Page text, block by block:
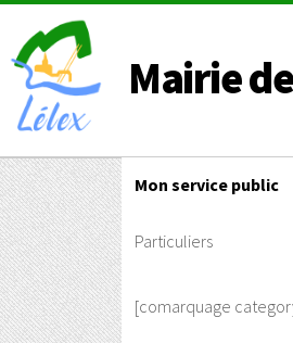
Mairie
Mon service public
Particuliers
[comarquage